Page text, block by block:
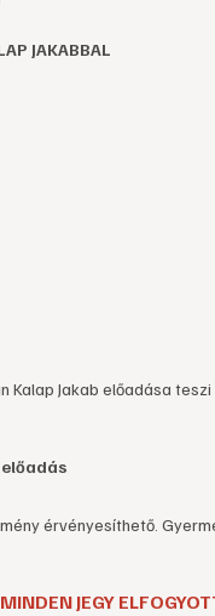
JAKABBAL
Jakab előadása teszi
előadás
érvényesíthető.
JEGY